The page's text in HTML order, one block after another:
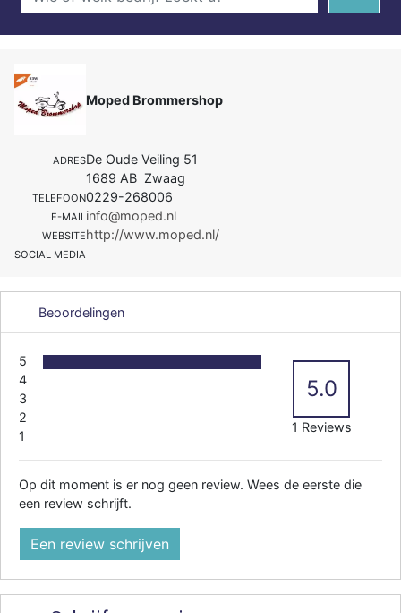
Moped Brommershop
ADRESDe Oude Veiling 51
1689 AB Zwaag
TELEFOON0229-268006
E-MAILinfo@moped.nl
WEBSITEhttp://www.moped.nl/
SOCIAL MEDIA
Beoordelingen
5
4
3
2
1
5.0
1 Reviews
Op dit moment is er nog geen review. Wees de eerste die
een review schrijft.
Een review schrijven